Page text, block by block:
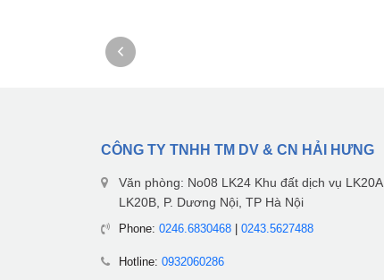
CÔNG TY TNHH TM DV & CN HẢI HƯNG
Văn phòng: No08 LK24 Khu đất dịch vụ LK20A,
LK20B, P. Dương Nội, TP Hà Nội
Phone: 0246.6830468| 0243.5627488
Hotline: 0932060286